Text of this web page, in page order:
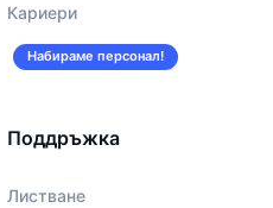
Кариери
Набираме персонал!
Поддръжка
Листване